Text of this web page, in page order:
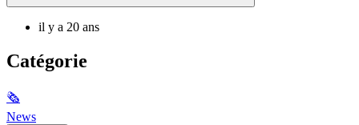
il y a 20 ans
Catégorie
🗞
News